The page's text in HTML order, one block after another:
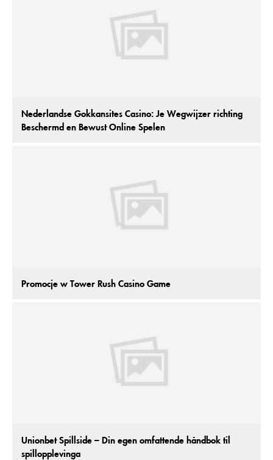
Nederlandse Gokkansites Casino: Je Wegwijzer richting
Beschermd en Bewust Online Spelen
Promocje w Tower Rush Casino Game
Unionbet Spillside – Din egen omfattende håndbok til
spillopplevinga